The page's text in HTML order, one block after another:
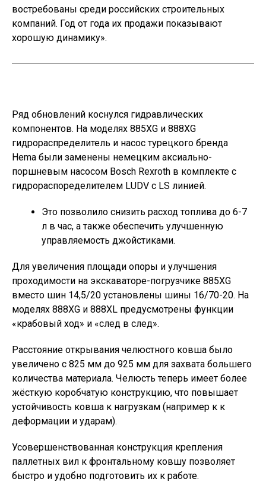
востребованы среди российских строительных
компаний. Год от года их продажи показывают
хорошую динамику».
Ряд обновлений коснулся гидравлических
компонентов. На моделях 885XG и 888XG
гидрораспределитель и насос турецкого бренда
Hema были заменены немецким аксиально-
поршневым насосом Bosch Rexroth в комплекте с
гидрораспоределителем LUDV с LS линией.
Это позволило снизить расход топлива до 6-7
л в час, а также обеспечить улучшенную
управляемость джойстиками.
Для увеличения площади опоры и улучшения
проходимости на экскаваторе-погрузчике 885XG
вместо шин 14,5/20 установлены шины 16/70-20. На
моделях 888XG и 888XL предусмотрены функции
«крабовый ход» и «след в след».
Расстояние открывания челюстного ковша было
увеличено с 825 мм до 925 мм для захвата большего
количества материала. Челюсть теперь имеет более
жёсткую коробчатую конструкцию, что повышает
устойчивость ковша к нагрузкам (например к к
деформации и ударам).
Усовершенствованная конструкция крепления
паллетных вил к фронтальному ковшу позволяет
быстро и удобно подготовить их к работе.